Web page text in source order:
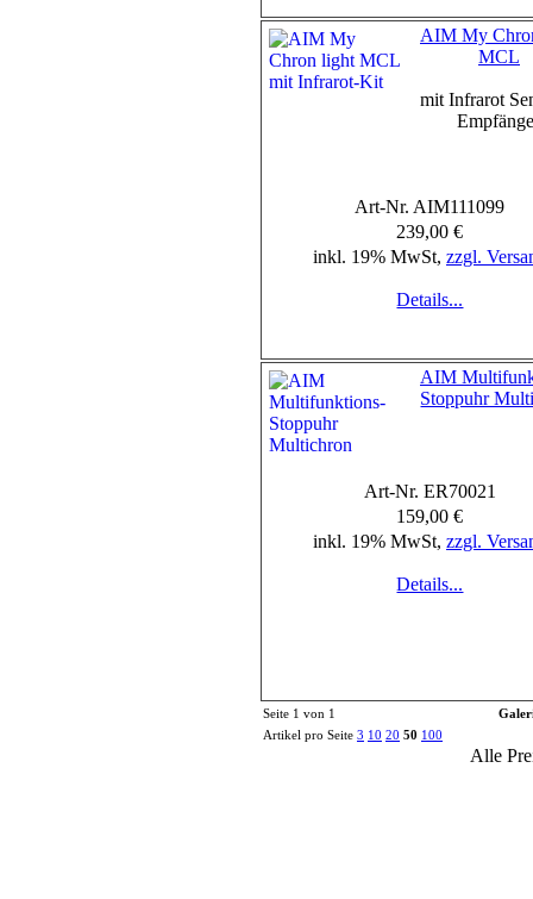
AIM My
MCL
mit Infrarot
Art-Nr. AIM111099
239,00 €
inkl. 19% MwSt, zzgl.
Details...
AIM
Stoppuhr
Art-Nr. ER70021
159,00 €
inkl. 19% MwSt, zzgl.
Details...
Seite 1 von 1
Artikel pro Seite 3 10 20 50 100
Alle